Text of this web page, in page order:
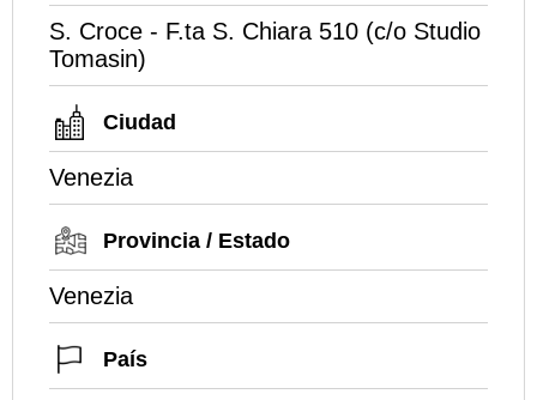
S. Croce - F.ta S. Chiara 510 (c/o Studio
Tomasin)
Ciudad
Venezia
Provincia / Estado
Venezia
País